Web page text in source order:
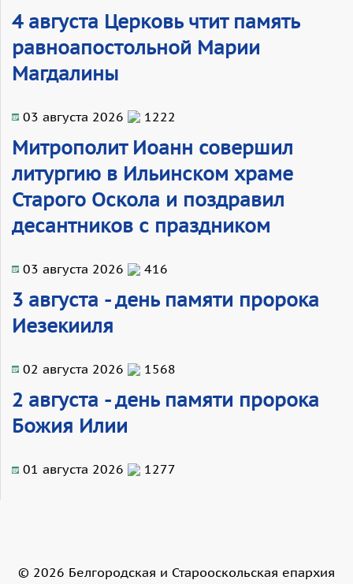
4 августа Церковь чтит память
равноапостольной Марии
Магдалины
03 августа 2026 1222
Митрополит Иоанн совершил
литургию в Ильинском храме
Старого Оскола и поздравил
десантников с праздником
03 августа 2026 416
3 августа - день памяти пророка
Иезекииля
02 августа 2026 1568
2 августа - день памяти пророка
Божия Илии
01 августа 2026 1277
© 2026 Белгородская и Старооскольская епархия